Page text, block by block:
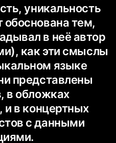
уникальность
обоснована тем,
в неё автор
как эти смыслы
языке
представлены
в обложках
и в концертных
с данными